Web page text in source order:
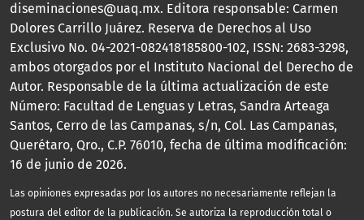
diseminaciones@uaq.mx. Editora responsable: Carmen
Dolores Carrillo Juárez. Reserva de Derechos al Uso
Exclusivo No. 04-2021-082418185800-102, ISSN: 2683-3298,
ambos otorgados por el Instituto Nacional del Derecho de
Autor. Responsable de la última actualización de este
Número: Facultad de Lenguas y Letras, Sandra Arteaga
Santos, Cerro de las Campanas, s/n, Col. Las Campanas,
Querétaro, Qro., C.P. 76010, fecha de última modificación:
16 de junio de 2026.
Las opiniones expresadas por los autores no necesariamente reflejan la
postura del editor de la publicación. Se autoriza la reproducción total o